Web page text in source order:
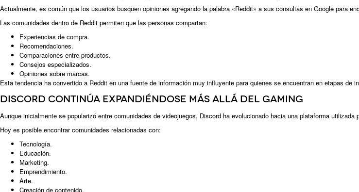
Actualmente, es común que los usuarios busquen opiniones agregando la palabra «Reddit» a sus consultas en Google para
Las comunidades dentro de Reddit permiten que las personas compartan:
Experiencias de compra.
Recomendaciones.
Comparaciones entre productos.
Consejos especializados.
Opiniones sobre marcas.
Esta tendencia ha convertido a Reddit en una fuente de información muy influyente para quienes se encuentran en etapas de
Discord continúa expandiéndose más allá del gaming
Aunque inicialmente se popularizó entre comunidades de videojuegos, Discord ha evolucionado hacia una plataforma utilizada
Hoy es posible encontrar comunidades relacionadas con:
Tecnología.
Educación.
Marketing.
Emprendimiento.
Arte.
Creación de contenido.